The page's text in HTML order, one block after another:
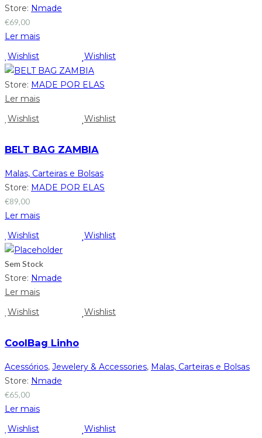
Store: Nmade
€69,00
Ler mais
Wishlist
Wishlist
Store: MADE POR ELAS
Ler mais
Wishlist
Wishlist
BELT BAG ZAMBIA
Malas, Carteiras e Bolsas
Store: MADE POR ELAS
€89,00
Ler mais
Wishlist
Wishlist
Sem Stock
Store: Nmade
Ler mais
Wishlist
Wishlist
CoolBag Linho
Acessórios, Jewelery & Accessories, Malas, Carteiras e Bolsas
Store: Nmade
€65,00
Ler mais
Wishlist
Wishlist